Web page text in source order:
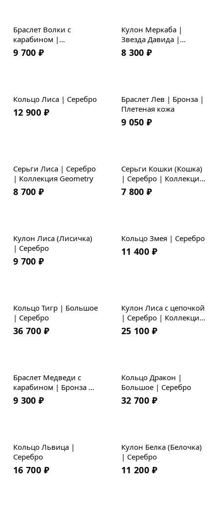
Хит
Браслет Волки с
карабином |
Мельхиор | Плетеная
кожа
9 700 ₽
Кулон Меркаба |
Звезда Давида |
Серебро
8 300 ₽
Кольцо Лиса | Серебро
12 900 ₽
Браслет Лев | Бронза |
Плетеная кожа
9 050 ₽
Серьги Лиса | Серебро
| Коллекция Geometry
8 700 ₽
Серьги Кошки (Кошка)
| Серебро | Коллекция
Geometry
7 800 ₽
Кулон Лиса (Лисичка)
| Серебро
9 700 ₽
Кольцо Змея | Серебро
11 400 ₽
Кольцо Тигр | Большое
| Серебро
36 700 ₽
Кулон Лиса с цепочкой
| Серебро | Коллекция
Geometry
25 100 ₽
Браслет Медведи с
карабином | Бронза |
Плетеная кожа
9 300 ₽
Кольцо Дракон |
Большое | Серебро
32 700 ₽
Кольцо Львица |
Серебро
16 700 ₽
Кулон Белка (Белочка)
| Серебро
11 200 ₽